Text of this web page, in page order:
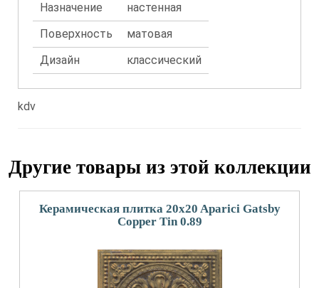
Назначение
настенная
Поверхность
матовая
Дизайн
классический
kdv
Другие товары из этой коллекции
Керамическая плитка 20x20 Aparici Gatsby
Copper Tin 0.89